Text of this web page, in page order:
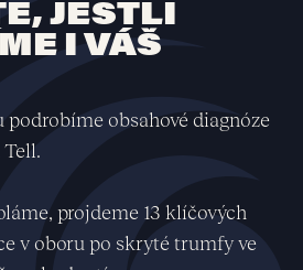
JESTLI
I VÁŠ
podrobíme obsahové diagnóze
projdeme 13 klíčových
v oboru po skryté trumfy ve